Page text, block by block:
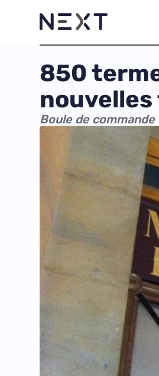
850
Boule de commande